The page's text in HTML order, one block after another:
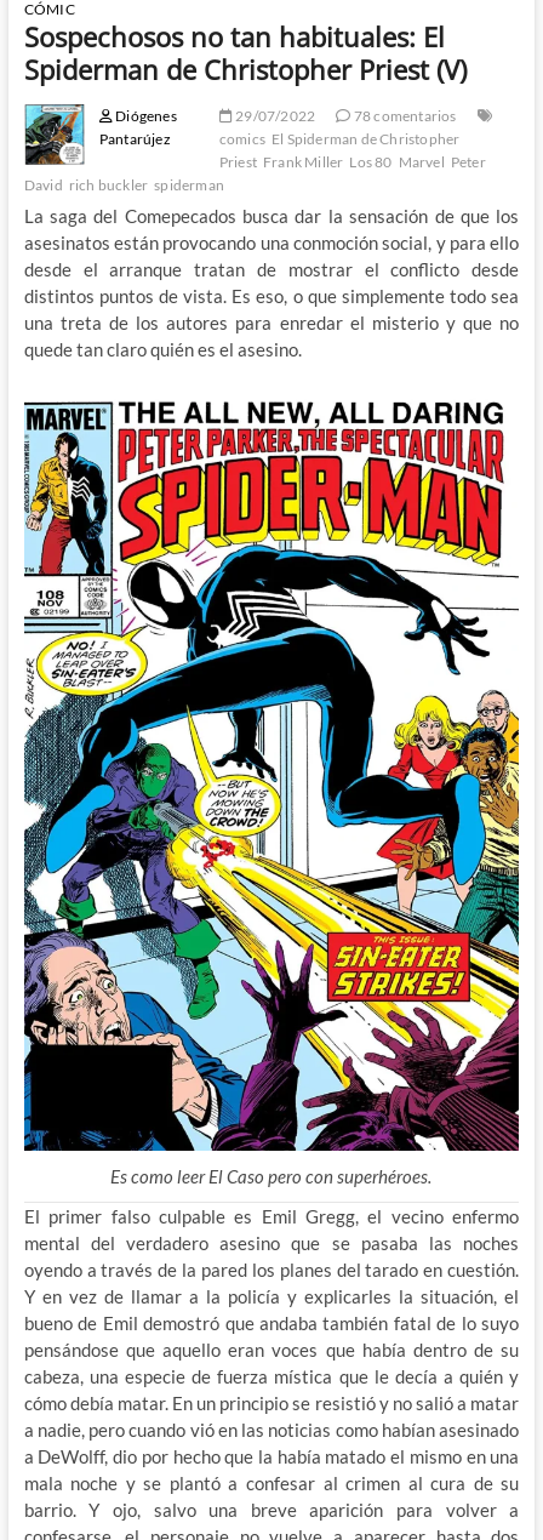
CÓMIC
Sospechosos no tan habituales: El
Spiderman de Christopher Priest (V)
Diógenes
Pantarújez
29/07/2022
78 comentarios
comics El Spiderman de Christopher
Priest Frank Miller Los 80 Marvel Peter
David rich buckler spiderman
La saga del Comepecados busca dar la sensación de que los
asesinatos están provocando una conmoción social, y para ello
desde el arranque tratan de mostrar el conflicto desde
distintos puntos de vista. Es eso, o que simplemente todo sea
una treta de los autores para enredar el misterio y que no
quede tan claro quién es el asesino.
Es como leer El Caso pero con superhéroes.
El primer falso culpable es Emil Gregg, el vecino enfermo
mental del verdadero asesino que se pasaba las noches
oyendo a través de la pared los planes del tarado en cuestión.
Y en vez de llamar a la policía y explicarles la situación, el
bueno de Emil demostró que andaba también fatal de lo suyo
pensándose que aquello eran voces que había dentro de su
cabeza, una especie de fuerza mística que le decía a quién y
cómo debía matar. En un principio se resistió y no salió a matar
a nadie, pero cuando vió en las noticias como habían asesinado
a DeWolff, dio por hecho que la había matado el mismo en una
mala noche y se plantó a confesar al crimen al cura de su
barrio. Y ojo, salvo una breve aparición para volver a